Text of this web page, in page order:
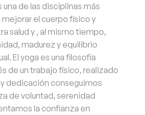
una de las disciplinas más
el cuerpo físico y
salud y , al mismo tiempo,
madurez y equilibrio
El yoga es una filosofía
de un trabajo físico, realizado
dedicación conseguimos
de voluntad, serenidad
la confianza en